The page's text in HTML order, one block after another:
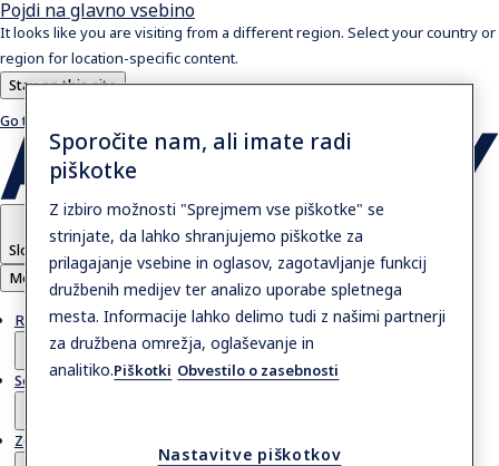
Pojdi na glavno vsebino
It looks like you are visiting from a different region. Select your country or
region for location-specific content.
Stay on this site
Go to Ireland
Slovenia
Meni
Rešitve
Servis
Zgodbe
Sporočite nam, ali imate radi
piškotke
Z izbiro možnosti "Sprejmem vse piškotke" se
strinjate, da lahko shranjujemo piškotke za
prilagajanje vsebine in oglasov, zagotavljanje funkcij
družbenih medijev ter analizo uporabe spletnega
mesta. Informacije lahko delimo tudi z našimi partnerji
za družbena omrežja, oglaševanje in
analitiko.Piškotki Obvestilo o zasebnosti
Nastavitve piškotkov